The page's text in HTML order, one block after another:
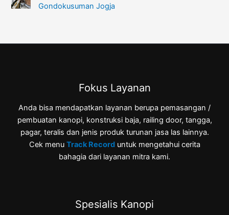
Gondokusuman Jogja
Fokus Layanan
Anda bisa mendapatkan layanan berupa pemasangan /
pembuatan kanopi, konstruksi baja, railing door, tangga,
pagar, teralis dan jenis produk turunan jasa las lainnya.
Cek menu Track Record untuk mengetahui cerita
bahagia dari layanan mitra kami.
Spesialis Kanopi